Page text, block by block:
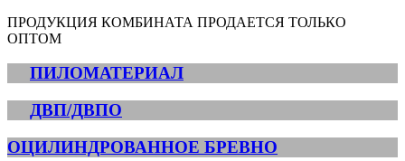
ПРОДУКЦИЯ КОМБИНАТА ПРОДАЕТСЯ ТОЛЬКО
ОПТОМ
ПИЛОМАТЕРИАЛ
ДВП/ДВПО
ОЦИЛИНДРОВАННОЕ БРЕВНО